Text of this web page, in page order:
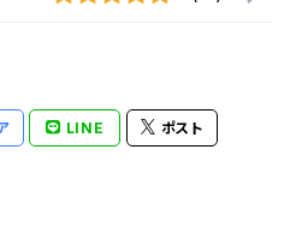
LINE ポスト